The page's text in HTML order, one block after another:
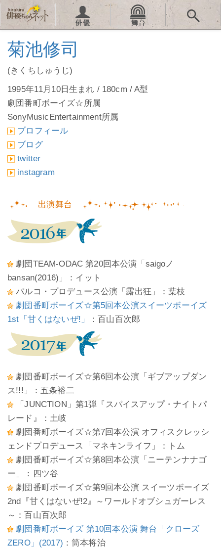
菊池修司
(きくちしゅうじ)
1995年11月10日生まれ / 180cm / A型
劇団番町ボーイズ☆所属
SonyMusicEntertainment所属
プロフィール
ブログ
twitter
instagram
出演舞台
劇団TEAM-ODAC 第20回本公演「saigoノ
bansan(2016)」：イット
パルコ・プロデュース公演「露出狂」：葉枝
劇団番町ボーイズ☆第5回本公演スイーツボーイズ
1st「甘くはないぜ!」
：百山百次郎
劇団番町ボーイズ☆第6回本公演「ギブアップダン
ス!!!」：五条裕二
「JUNCTION」第1弾『スパイスアップ・ナイトパ
レード』：土岐
劇団番町ボーイズ☆第7回本公演 オフィスクレッシ
ェンドプロデュース「マネキンライフ」：トム
劇団番町ボーイズ☆第8回本公演「ニーテンナナゴ
ー」：四ツ谷
劇団番町ボーイズ☆第9回本公演 スイーツボーイズ
2nd『甘くはないぜ!2』～ワールドオブシュガーレス
～：百山百次郎
劇団番町ボーイズ 第10回本公演 舞台「クローズ
ZERO」(2017) ：筒本将治